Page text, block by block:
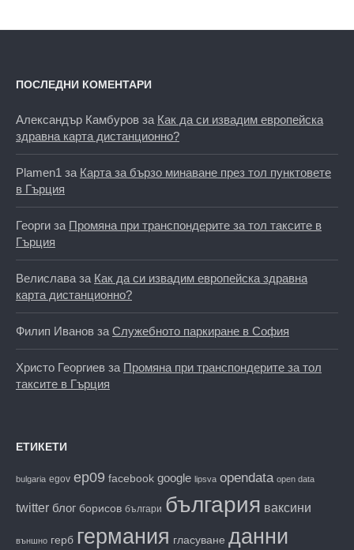
ПОСЛЕДНИ КОМЕНТАРИ
Александър Камбуров за Как да си извадим европейска
здравна карта дистанционно?
Plamen1 за Карта за бързо минаване през тол пунктовете
в Гърция
Георги за Промяна при транспондерите за тол таксите в
Гърция
Велислава за Как да си извадим европейска здравна
карта дистанционно?
Филип Иванов за Служебното паркиране в София
Христо Георгиев за Промяна при транспондерите за тол
таксите в Гърция
ЕТИКЕТИ
bulgaria egov ep09 facebook google lipsva opendata open data
twitter блог борисов българи българия ваксини
външно герб германия гласуване данни